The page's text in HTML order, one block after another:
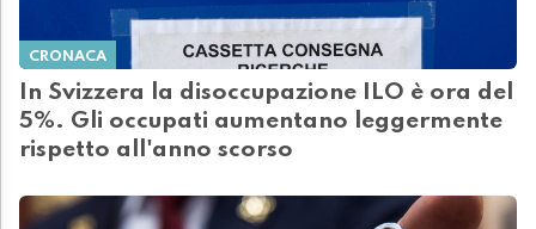
CRONACA
In Svizzera la disoccupazione ILO è ora del
5%. Gli occupati aumentano leggermente
rispetto all'anno scorso